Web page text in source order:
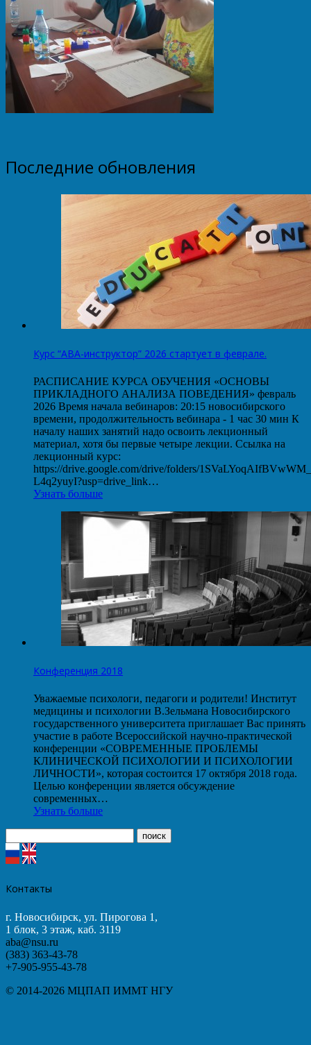
Последние обновления
Курс “АВА-инструктор” 2026 стартует в феврале.
РАСПИСАНИЕ КУРСА ОБУЧЕНИЯ «ОСНОВЫ
ПРИКЛАДНОГО АНАЛИЗА ПОВЕДЕНИЯ» февраль
2026 Время начала вебинаров: 20:15 новосибирского
времени, продолжительность вебинара - 1 час 30 мин К
началу наших занятий надо освоить лекционный
материал, хотя бы первые четыре лекции. Ссылка на
лекционный курс:
https://drive.google.com/drive/folders/
L4q2yuyI?usp=drive_link…
Узнать больше
Конференция 2018
Уважаемые психологи, педагоги и родители! Институт
медицины и психологии В.Зельмана Новосибирского
государственного университета приглашает Вас принять
участие в работе Всероссийской научно-практической
конференции «СОВРЕМЕННЫЕ ПРОБЛЕМЫ
КЛИНИЧЕСКОЙ ПСИХОЛОГИИ И ПСИХОЛОГИИ
ЛИЧНОСТИ», которая состоится 17 октября 2018 года.
Целью конференции является обсуждение
современных…
Узнать больше
Контакты
г. Новосибирск, ул. Пирогова 1,
1 блок, 3 этаж, каб. 3119
aba@nsu.ru
(383) 363-43-78
+7-905-955-43-78
© 2014-2026 МЦПАП ИММТ НГУ